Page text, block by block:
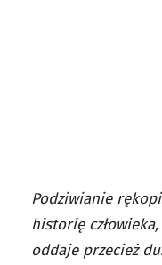
Podziwianie
historię
oddaje przecież